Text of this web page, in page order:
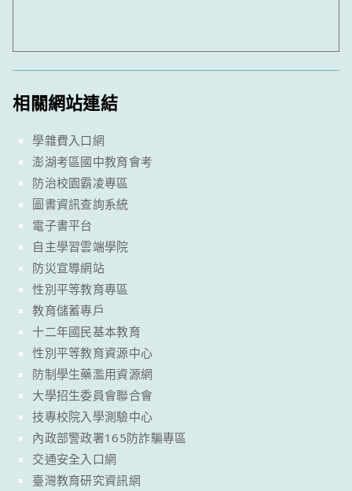
相關網站連結
學雜費入口網
澎湖考區國中教育會考
防治校園霸凌專區
圖書資訊查詢系統
電子書平台
自主學習雲端學院
防災宣導網站
性別平等教育專區
教育儲蓄專戶
十二年國民基本教育
性別平等教育資源中心
防制學生藥濫用資源網
大學招生委員會聯合會
技專校院入學測驗中心
內政部警政署165防詐騙專區
交通安全入口網
臺灣教育研究資訊網